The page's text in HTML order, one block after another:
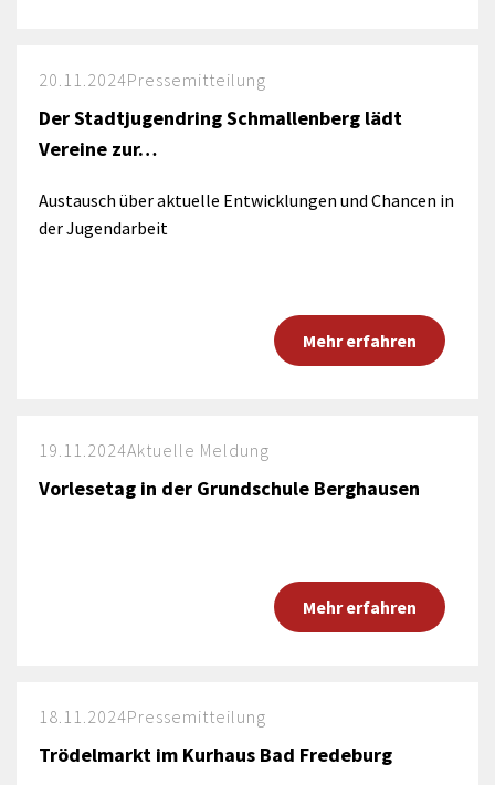
20.11.2024Pressemitteilung
Der Stadtjugendring Schmallenberg lädt
Vereine zur…
Austausch über aktuelle Entwicklungen und Chancen in
der Jugendarbeit
Mehr erfahren
19.11.2024Aktuelle Meldung
Vorlesetag in der Grundschule Berghausen
Mehr erfahren
18.11.2024Pressemitteilung
Trödelmarkt im Kurhaus Bad Fredeburg